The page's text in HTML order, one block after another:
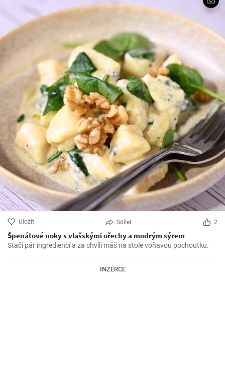
Uložit Sdílet 2
Špenátové noky s vlašskými ořechy a modrým sýrem
Stačí pár ingrediencí a za chvíli máš na stole voňavou pochoutku.
INZERCE